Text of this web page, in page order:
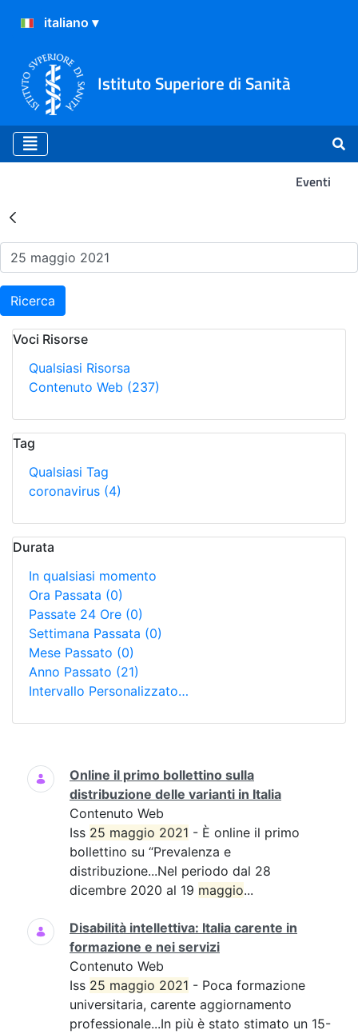
Istituto Superiore di Sanità
Eventi
Risultati della Ricerca -
Ricerca
Voci Risorse
Qualsiasi Risorsa
Contenuto Web (237)
Tag
Qualsiasi Tag
coronavirus (4)
Durata
In qualsiasi momento
Ora Passata (0)
Passate 24 Ore (0)
Settimana Passata (0)
Mese Passato (0)
Anno Passato (21)
Intervallo Personalizzato…
Ricerca
Online il primo bollettino sulla
distribuzione delle varianti in Italia
Contenuto Web
Iss 25 maggio 2021 - È online il primo
bollettino su “Prevalenza e
distribuzione...Nel periodo dal 28
dicembre 2020 al 19 maggio...
Disabilità intellettiva: Italia carente in
formazione e nei servizi
Contenuto Web
Iss 25 maggio 2021 - Poca formazione
universitaria, carente aggiornamento
professionale...In più è stato stimato un 15-